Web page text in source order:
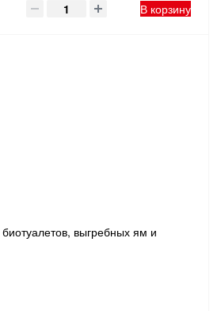
В корзину
выгребных ям и